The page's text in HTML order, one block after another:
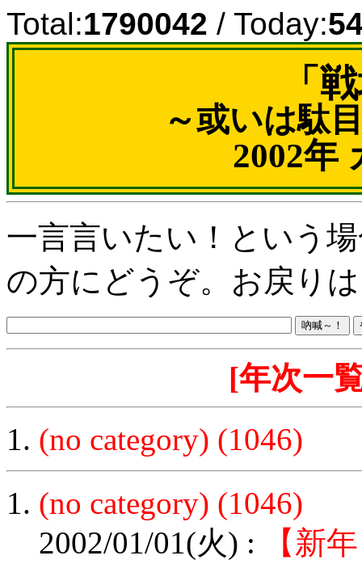
Total:1790042 / Today:
「
～或いは駄
2002年
一言言いたい！という
の方にどうぞ。お戻りは
[年次一
(no category) (1046)
1. (no category) (1046)
2002/01/01(火) :
【新